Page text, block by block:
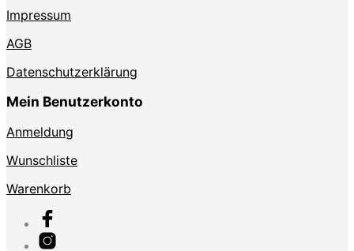
Impressum
AGB
Datenschutzerklärung
Mein Benutzerkonto
Anmeldung
Wunschliste
Warenkorb